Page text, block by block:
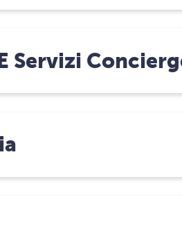
Servizi